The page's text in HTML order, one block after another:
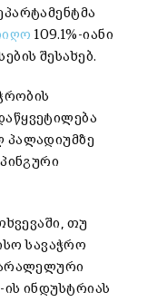
109.1%-იანი
შესახებ.
პალადიუმზე
თუ
სავაჭრო
ის ინდუსტრიას